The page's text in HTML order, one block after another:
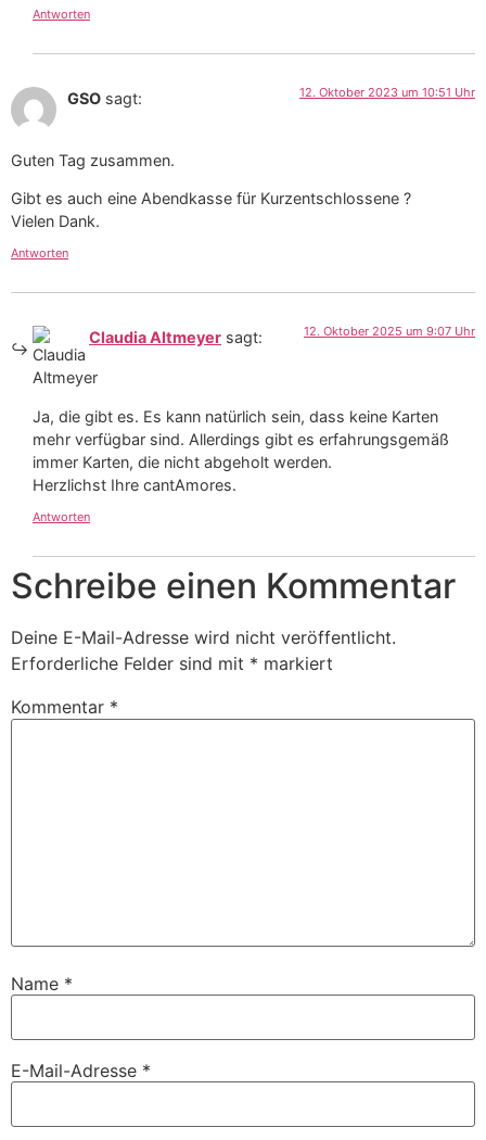
Antworten
GSO sagt: 12. Oktober 2023 um 10:51 Uhr
Guten Tag zusammen.
Gibt es auch eine Abendkasse für Kurzentschlossene ?
Vielen Dank.
Antworten
Claudia Altmeyer sagt: 12. Oktober 2025 um 9:07 Uhr
Ja, die gibt es. Es kann natürlich sein, dass keine Karten
mehr verfügbar sind. Allerdings gibt es erfahrungsgemäß
immer Karten, die nicht abgeholt werden.
Herzlichst Ihre cantAmores.
Antworten
Schreibe einen Kommentar
Deine E-Mail-Adresse wird nicht veröffentlicht.
Erforderliche Felder sind mit * markiert
Kommentar *
Name *
E-Mail-Adresse *